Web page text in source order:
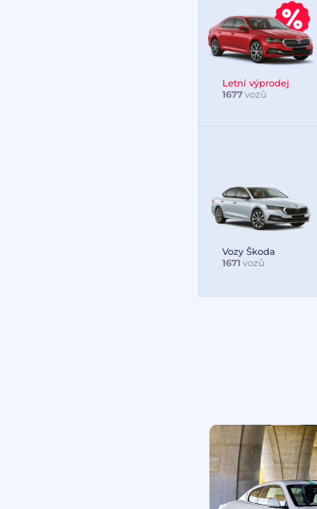
Letní výprodej
1677vozů
Vozy Škoda
1671 vozů